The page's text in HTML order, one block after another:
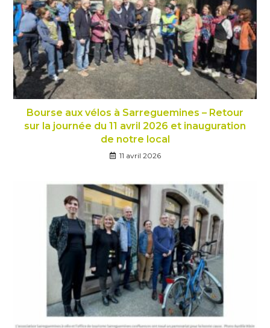
Bourse aux vélos à Sarreguemines – Retour
sur la journée du 11 avril 2026 et inauguration
de notre local
11 avril 2026